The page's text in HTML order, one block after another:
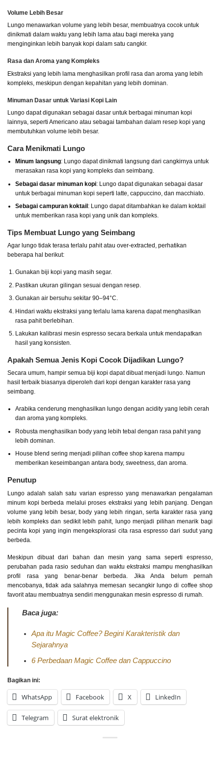
Volume Lebih Besar
Lungo menawarkan volume yang lebih besar, membuatnya cocok untuk
dinikmati dalam waktu yang lebih lama atau bagi mereka yang
menginginkan lebih banyak kopi dalam satu cangkir.
Rasa dan Aroma yang Kompleks
Ekstraksi yang lebih lama menghasilkan profil rasa dan aroma yang lebih
kompleks, meskipun dengan kepahitan yang lebih dominan.
Minuman Dasar untuk Variasi Kopi Lain
Lungo dapat digunakan sebagai dasar untuk berbagai minuman kopi
lainnya, seperti Americano atau sebagai tambahan dalam resep kopi yang
membutuhkan volume lebih besar.
Cara Menikmati Lungo
Minum langsung: Lungo dapat dinikmati langsung dari cangkirnya untuk
merasakan rasa kopi yang kompleks dan seimbang.
Sebagai dasar minuman kopi: Lungo dapat digunakan sebagai dasar
untuk berbagai minuman kopi seperti latte, cappuccino, dan macchiato.
Sebagai campuran koktail : Lungo dapat ditambahkan ke dalam koktail
untuk memberikan rasa kopi yang unik dan kompleks.
Tips Membuat Lungo yang Seimbang
Agar lungo tidak terasa terlalu pahit atau over-extracted, perhatikan
beberapa hal berikut:
Gunakan biji kopi yang masih segar.
Pastikan ukuran gilingan sesuai dengan resep.
Gunakan air bersuhu sekitar 90–94°C.
Hindari waktu ekstraksi yang terlalu lama karena dapat menghasilkan
rasa pahit berlebihan.
Lakukan kalibrasi mesin espresso secara berkala untuk mendapatkan
hasil yang konsisten.
Apakah Semua Jenis Kopi Cocok Dijadikan Lungo?
Secara umum, hampir semua biji kopi dapat dibuat menjadi lungo. Namun
hasil terbaik biasanya diperoleh dari kopi dengan karakter rasa yang
seimbang.
Arabika cenderung menghasilkan lungo dengan acidity yang lebih cerah
dan aroma yang kompleks.
Robusta menghasilkan body yang lebih tebal dengan rasa pahit yang
lebih dominan.
House blend sering menjadi pilihan coffee shop karena mampu
memberikan keseimbangan antara body, sweetness, dan aroma.
Penutup
Lungo adalah salah satu varian espresso yang menawarkan pengalaman
minum kopi berbeda melalui proses ekstraksi yang lebih panjang. Dengan
volume yang lebih besar, body yang lebih ringan, serta karakter rasa yang
lebih kompleks dan sedikit lebih pahit, lungo menjadi pilihan menarik bagi
pecinta kopi yang ingin mengeksplorasi cita rasa espresso dari sudut yang
berbeda.
Meskipun dibuat dari bahan dan mesin yang sama seperti espresso,
perubahan pada rasio seduhan dan waktu ekstraksi mampu menghasilkan
profil rasa yang benar-benar berbeda. Jika Anda belum pernah
mencobanya, tidak ada salahnya memesan secangkir lungo di coffee shop
favorit atau membuatnya sendiri menggunakan mesin espresso di rumah.
Baca juga:
Apa itu Magic Coffee? Begini Karakteristik dan
Sejarahnya
6 Perbedaan Magic Coffee dan Cappuccino
Bagikan ini:
WhatsApp Facebook X LinkedIn
Telegram Surat elektronik